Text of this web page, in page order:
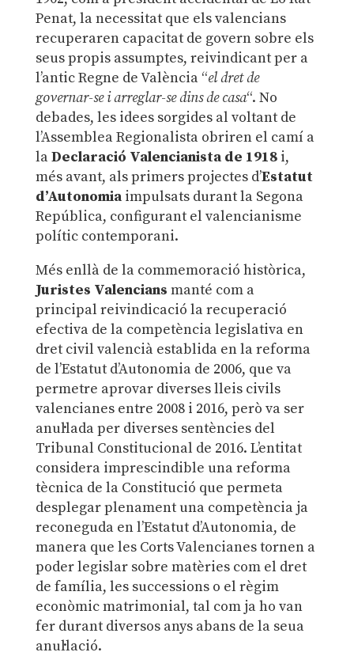
Penat, la necessitat que els valencians
recuperaren capacitat de govern sobre els
seus propis assumptes, reivindicant per a
l’antic Regne de València “el dret de
governar-se i arreglar-se dins de casa“. No
debades, les idees sorgides al voltant de
l’Assemblea Regionalista obriren el camí a
laDeclaració Valencianista de 1918i,
més avant, als primers projectes d’Estatut
d’Autonomiaimpulsats durant la Segona
República, configurant el valencianisme
polític contemporani.
Més enllà de la commemoració històrica,
Juristes Valencians manté com a
principal reivindicació la recuperació
efectiva de la competència legislativa en
dret civil valencià establida en la reforma
de l’Estatut d’Autonomia de 2006, que va
permetre aprovar diverses lleis civils
valencianes entre 2008 i 2016, però va ser
anul·lada per diverses sentències del
Tribunal Constitucional de 2016. L’entitat
considera imprescindible una reforma
tècnica de la Constitució que permeta
desplegar plenament una competència ja
reconeguda en l’Estatut d’Autonomia, de
manera que les Corts Valencianes tornen a
poder legislar sobre matèries com el dret
de família, les successions o el règim
econòmic matrimonial, tal com ja ho van
fer durant diversos anys abans de la seua
anul·lació.